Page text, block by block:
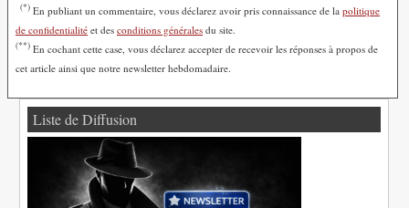
(*) En publiant un commentaire, vous déclarez avoir pris connaissance de la politique
de confidentialité et des conditions générales du site.
(**) En cochant cette case, vous déclarez accepter de recevoir les réponses à propos de
cet article ainsi que notre newsletter hebdomadaire.
Liste de Diffusion